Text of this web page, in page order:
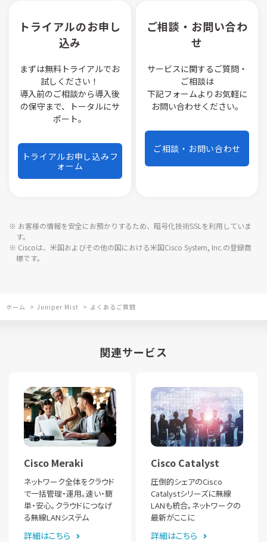
トライアルのお申し
込み
まずは無料トライアルでお
試しください！
導入前のご相談から導入後
の保守まで、トータルにサ
ポート。
トライアルお申し込みフ
ォーム
ご相談・お問い合わ
せ
サービスに関するご質問・
ご相談は
下記フォームよりお気軽に
お問い合わせください。
ご相談・お問い合わせ
※ お客様の情報を安全にお預かりするため、暗号化技術SSLを利用していま
す。
※ Ciscoは、米国およびその他の国における米国Cisco System, Inc.の登録商
標です。
ホーム > Juniper Mist > よくあるご質問
関連サービス
Cisco Meraki
ネットワーク全体をクラウド
で一括管理・運用。速い・簡
単・安心。クラウドにつなげ
る無線LANシステム
詳細はこちら
Cisco Catalyst
圧倒的シェアのCisco
Catalystシリーズに無線
LANも統合。ネットワークの
最新がここに
詳細はこちら